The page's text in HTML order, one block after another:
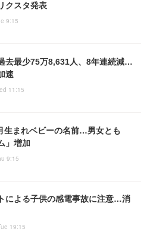
クスタ発表
9:15
去最少75万8,631人、8年連続減…
速
11:15
生まれベビーの名前…男女とも
」増加
9:15
による子供の感電事故に注意…消
19:15